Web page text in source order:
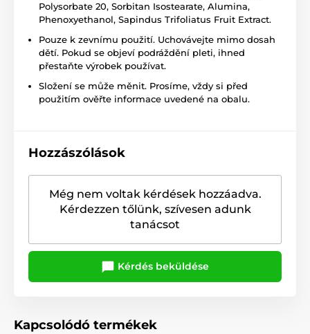
Polysorbate 20, Sorbitan Isostearate, Alumina,
Phenoxyethanol, Sapindus Trifoliatus Fruit Extract.
Pouze k zevnímu použití. Uchovávejte mimo dosah
dětí. Pokud se objeví podráždění pleti, ihned
přestaňte výrobek používat.
Složení se může měnit. Prosíme, vždy si před
použitím ověřte informace uvedené na obalu.
Hozzászólások
Még nem voltak kérdések hozzáadva.
Kérdezzen tőlünk, szívesen adunk
tanácsot
Kérdés beküldése
Kapcsolódó termékek